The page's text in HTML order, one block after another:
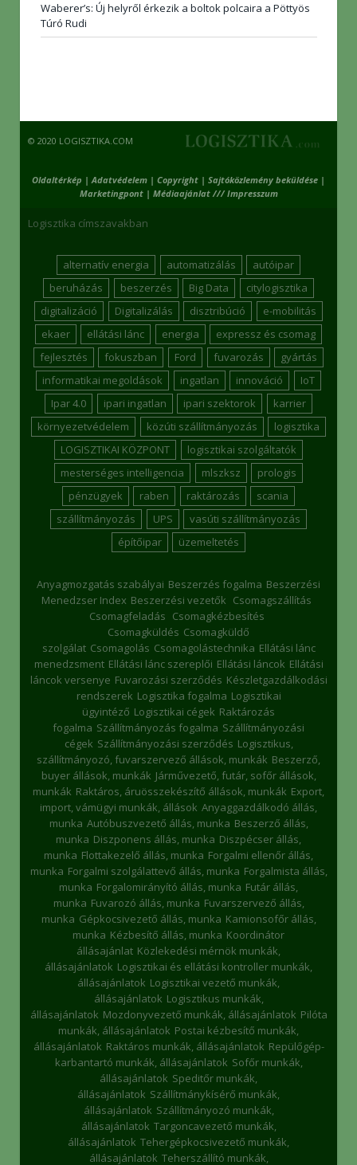
Waberer’s: Új helyről érkezik a boltok polcaira a Pöttyös
Túró Rudi
© 2020 LOGISZTIKA.COM
Oldaltérkép |Adatvédelem | Copyright | Sajtóközlemény beküldése |
Marketingpont| Médiaajánlat /// Impresszum
Logisztika címszavakban
alternatív energia automatizálás
autóipar
beruházás
beszerzés Big Data
citylogisztika
digitalizáció
Digitalizálás disztribúció
e-mobilitás
ekaer
ellátási lánc energia
expressz és csomag
fejlesztés
fokuszban Ford fuvarozás
gyártás
informatikai megoldások
ingatlan innováció
IoT
Ipar 4.0
ipari ingatlan ipari szektorok
karrier
környezetvédelem
közúti szállítmányozás
logisztika
LOGISZTIKAI KÖZPONT
logisztikai szolgáltatók
mesterséges intelligencia
mlszksz
prologis
pénzügyek
raben raktározás
scania
szállítmányozás
UPS
vasúti szállítmányozás
építőipar
üzemeltetés
Anyagmozgatás szabályai Beszerzés fogalma Beszerzési
Menedzser Index Beszerzési vezetők Csomagszállítás
Csomagfeladás Csomagkézbesítés
Csomagküldés Csomagküldő
szolgálat Csomagolás Csomagolástechnika Ellátási lánc
menedzsment Ellátási lánc szereplői Ellátási láncok Ellátási
láncok versenye Fuvarozási szerződés Készletgazdálkodási
rendszerek Logisztika fogalma Logisztikai
ügyintéző Logisztikai cégek Raktározás
fogalma Szállítmányozás fogalma Szállítmányozási
cégek Szállítmányozási szerződés Logisztikus,
szállítmányozó, fuvarszervező állások, munkák Beszerző,
buyer állások, munkák Járművezető, futár, sofőr állások,
munkák Raktáros, áruösszekészítő állások, munkák Export,
import, vámügyi munkák, állások Anyaggazdálkodó állás,
munka Autóbuszvezető állás, munka Beszerző állás,
munka Diszponens állás, munka Diszpécser állás,
munka Flottakezelő állás, munka Forgalmi ellenőr állás,
munka Forgalmi szolgálattevő állás, munka Forgalmista állás,
munka Forgalomirányító állás, munka Futár állás,
munka Fuvarozó állás, munka Fuvarszervező állás,
munka Gépkocsivezető állás, munka Kamionsofőr állás,
munka Kézbesítő állás, munka Koordinátor
állásajánlat Közlekedési mérnök munkák,
állásajánlatok Logisztikai és ellátási kontroller munkák,
állásajánlatok Logisztikai vezető munkák,
állásajánlatok Logisztikus munkák,
állásajánlatok Mozdonyvezető munkák, állásajánlatok Pilóta
munkák, állásajánlatok Postai kézbesítő munkák,
állásajánlatok Raktáros munkák, állásajánlatok Repülőgép-
karbantartó munkák, állásajánlatok Sofőr munkák,
állásajánlatok Speditőr munkák,
állásajánlatok Szállítmánykísérő munkák,
állásajánlatok Szállítmányozó munkák,
állásajánlatok Targoncavezető munkák,
állásajánlatok Tehergépkocsivezető munkák,
állásajánlatok Teherszállító munkák,